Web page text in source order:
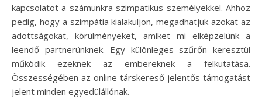
kapcsolatot a számunkra szimpatikus személyekkel. Ahhoz
pedig, hogy a szimpátia kialakuljon, megadhatjuk azokat az
adottságokat, körülményeket, amiket mi elképzelünk a
leendő partnerünknek. Egy különleges szűrőn keresztül
működik ezeknek az embereknek a felkutatása.
Összességében az online társkereső jelentős támogatást
jelent minden egyedülállónak.